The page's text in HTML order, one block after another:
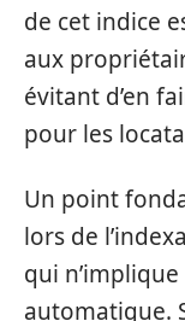
de cet indice
aux
évitant d’en
pour les
Un point
lors de
qui
automatique.